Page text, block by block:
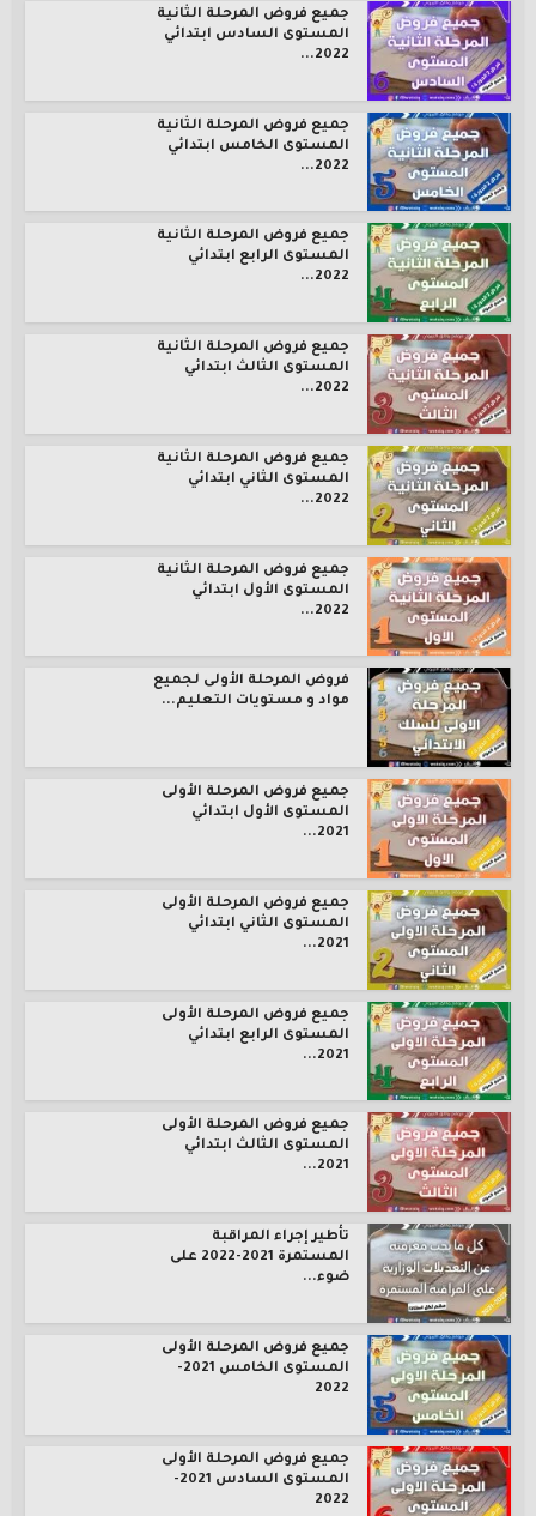
جميع فروض المرحلة الثانية
المستوى السادس ابتدائي
2022...
جميع فروض المرحلة الثانية
المستوى الخامس ابتدائي
2022...
جميع فروض المرحلة الثانية
المستوى الرابع ابتدائي
2022...
جميع فروض المرحلة الثانية
المستوى الثالث ابتدائي
2022...
جميع فروض المرحلة الثانية
المستوى الثاني ابتدائي
2022...
جميع فروض المرحلة الثانية
المستوى الأول ابتدائي
2022...
فروض المرحلة الأولى لجميع
مواد و مستويات التعليم...
جميع فروض المرحلة الأولى
المستوى الأول ابتدائي
2021...
جميع فروض المرحلة الأولى
المستوى الثاني ابتدائي
2021...
جميع فروض المرحلة الأولى
المستوى الرابع ابتدائي
2021...
جميع فروض المرحلة الأولى
المستوى الثالث ابتدائي
2021...
تأطير إجراء المراقبة
المستمرة 2021-2022 على
ضوء...
جميع فروض المرحلة الأولى
المستوى الخامس 2021-
2022
جميع فروض المرحلة الأولى
المستوى السادس 2021-
2022